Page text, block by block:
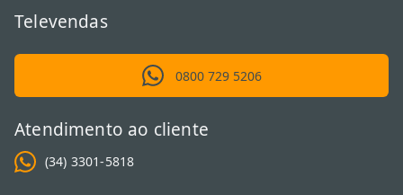
Televendas
0800 729 5206
Atendimento ao cliente
(34) 3301-5818